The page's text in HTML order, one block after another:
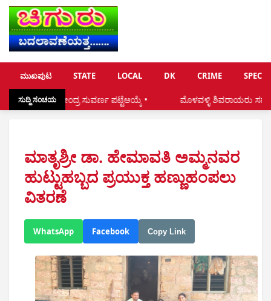
ಮುಖಪುಟ STATE LOCAL DK CRIME
ಸುದ್ದಿ ಸಂಚಯ
ಸುವರ್ಣ ಪಟ್ಟೆಆಯ್ಕೆ • ಮೊಳವಳ್ಳಿ ಶಿವರಾಯರು ಸಹಕಾರಿ ಸಂಘದ
ಮಾತೃಶ್ರೀ ಡಾ. ಹೇಮಾವತಿ ಅಮ್ಮನವರ
ಹುಟ್ಟುಹಬ್ಬದ ಪ್ರಯುಕ್ತ ಹಣ್ಣುಹಂಪಲು
ವಿತರಣೆ
WhatsApp Facebook Copy Link